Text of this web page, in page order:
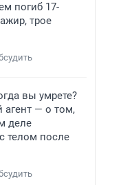
погиб 17-
трое
вы умрете?
— о том,
деле
телом после